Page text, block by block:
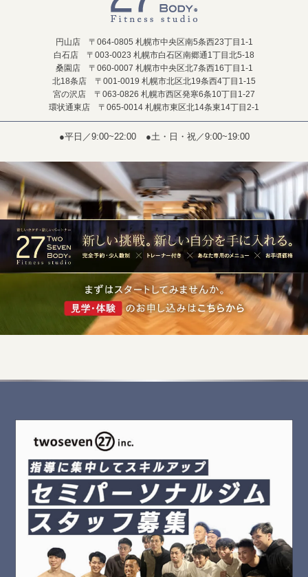
円山店 〒064-0805 札幌市中央区南5条西23丁目1-1
白石店 〒003-0023 札幌市白石区南郷通1丁目北5-18
桑園店 〒060-0007 札幌市中央区北7条西16丁目1-1
北18条店 〒001-0019 札幌市北区北19条西4丁目1-15
宮の沢店 〒063-0826 札幌市西区発寒6条10丁目1-27
環状通東店 〒065-0014 札幌市東区北14条東14丁目2-1
●平日／9:00~22:00 ●土・日・祝／9:00~19:00